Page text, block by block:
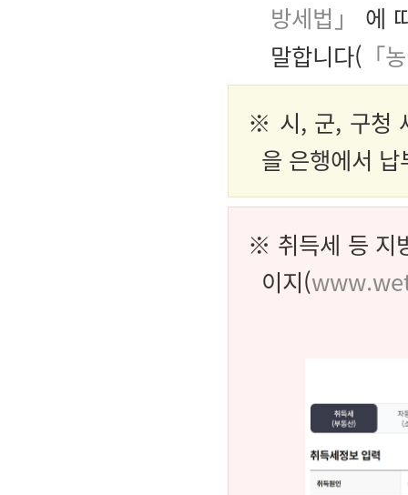
방세법」
에
말합니다( 「
※ 시, 군, 구청
을 은행에서
※ 취득세 등 지
이지(